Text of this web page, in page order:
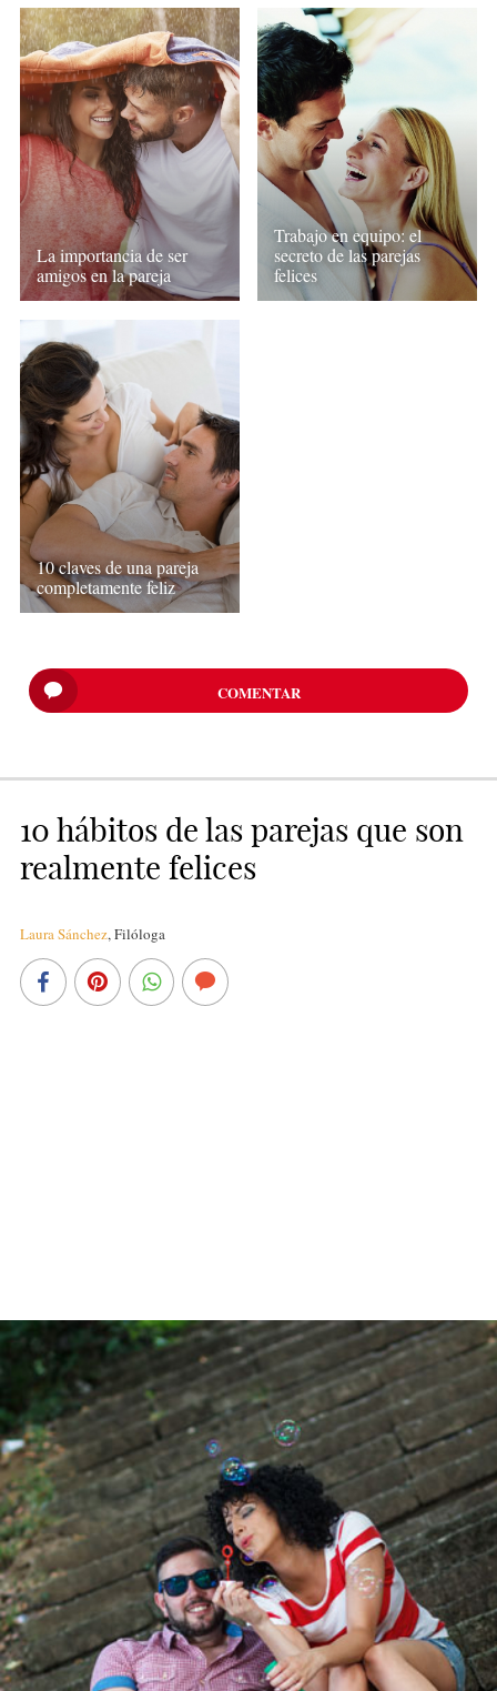
La importancia de ser
amigos en la pareja
Trabajo en equipo: el
secreto de las parejas
felices
10 claves de una pareja
completamente feliz
COMENTAR
10 hábitos de las parejas que son
realmente felices
Laura Sánchez,Filóloga